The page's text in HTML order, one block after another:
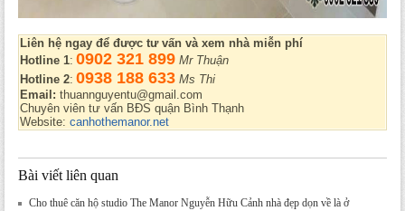
Liên hệ ngay để được tư vấn và xem nhà miễn phí
Hotline 1: 0902 321 899 Mr Thuận
Hotline 2: 0938 188 633 Ms Thi
Email: thuannguyentu@gmail.com
Chuyên viên tư vấn BĐS quận Bình Thạnh
Website: canhothemanor.net
Bài viết liên quan
Cho thuê căn hộ studio The Manor Nguyễn Hữu Cảnh nhà đẹp dọn về là ở